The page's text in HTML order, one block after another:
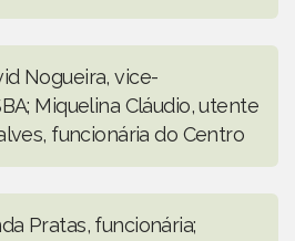
Nogueira, vice-
Miquelina Cláudio, utente
funcionária do Centro
Pratas, funcionária;